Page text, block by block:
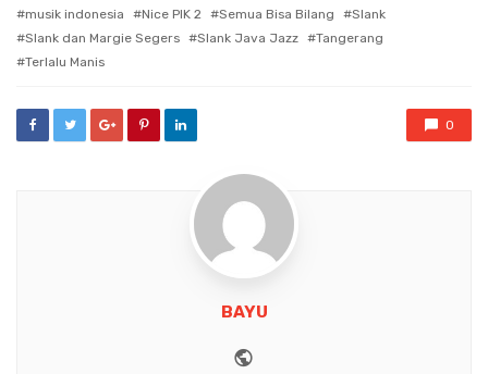
musik indonesia
Nice PIK 2 Semua Bisa Bilang
Slank
Slank dan Margie Segers
Slank Java Jazz
Tangerang
Terlalu Manis
0
BAYU